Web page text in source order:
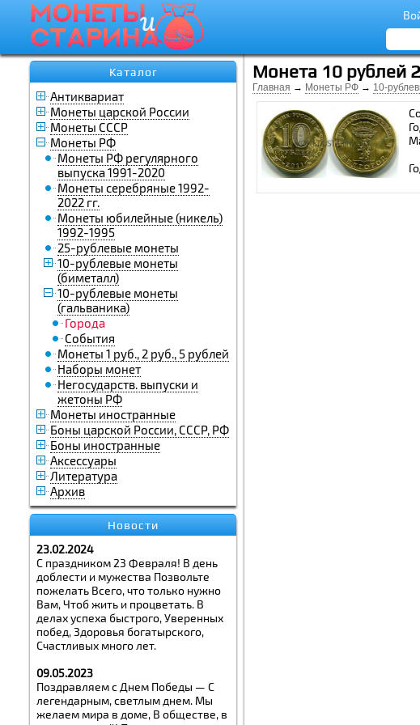
Каталог
Антиквариат
Монеты царской России
Монеты СССР
Монеты РФ
Монеты РФ регулярного
выпуска 1991-2020
Монеты серебряные 1992-
2022 гг.
Монеты юбилейные (никель)
1992-1995
25-рублевые монеты
10-рублевые монеты
(биметалл)
10-рублевые монеты
(гальваника)
Города
События
Монеты 1 руб., 2 руб., 5 рублей
Наборы монет
Негосударств. выпуски и
жетоны РФ
Монеты иностранные
Боны царской России, СССР, РФ
Боны иностранные
Аксессуары
Литература
Архив
Новости
23.02.2024
С праздником 23 Февраля! В день
доблести и мужества Позвольте
пожелать Всего, что только нужно
Вам, Чтоб жить и процветать. В
делах успеха быстрого, Уверенных
побед, Здоровья богатырского,
Счастливых много лет.
09.05.2023
Поздравляем с Днем Победы — С
легендарным, светлым днем. Мы
желаем мира в доме, В обществе, в
Монета 10 рублей
Главная → Монеты РФ → 10-